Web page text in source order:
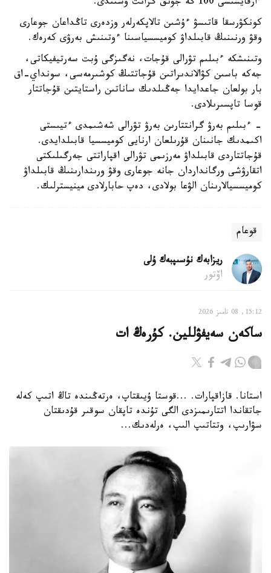
كونكۋرسقا قاتىسۋ ءۇشىن تالاپكەرلەر وزدەرى تاڭداعان جوعارى
وقۋ ورنىنىڭ قابىلداۋ كوميسسياسىنا ءوتىنىش بەرۋى كەرەك.
وتىنىشكە ءبىلىم تۋرالى قۇجات، نەگىزگى ۇبت سەرتيفيكاتى،
جەكە باسىن كۋالاندىراتىن قۇجاتتىڭ كوشىرمەسى، سونداي-اق
بار بولعان جاعدايدا جەڭىلدىك ساناتىن راستايتىن قۇجاتتار
قوسا تاپسىرىلادى.
- ءبىلىم بەرۋ گرانتتارىن بەرۋ تۋرالى شەشىمدى ءتيىستى
اكىمدىك جانىنان قۇرىلعان ارنايى كوميسسيا قابىلدايدى.
قۇجاتتاردى قابىلداۋ مەرزىمى تۋرالى اقپاراتتى جەرگىلىكتى
اتقارۋشى ورگانداردان جانە جوعارى وقۋ ورىندارىنىڭ قابىلداۋ
كوميسسيالارىنان الۋعا بولادى، دەپ حابارلادى مينيسترلىك.
قوعام
ريزابەك نۇسىپبەك ۇلى
اۆتور
15:12, 08 تامىز 2026
ساكەن سەيفۋللين. كۇرەڭ ات
استانا. قازاقپارات. ...قوستا ۇيىقتاپ، ەرتەڭىندە تاڭ اتىپ كەلە
جاتقاندا اتتارىمىزدى الگى تۇندە تاپقان سوقىر قۇدىقتان
سۋارىپ، وتتاتىپ الىپ، ەرلەدىك...